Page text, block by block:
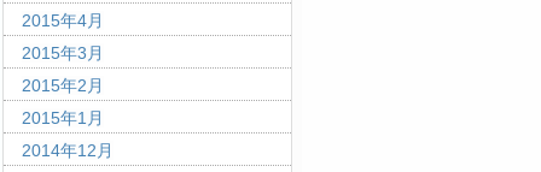
2015年4月
2015年3月
2015年2月
2015年1月
2014年12月